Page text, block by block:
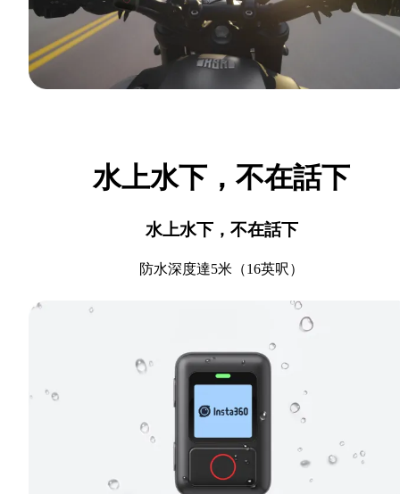
水上水下，不在話下
水上水下，不在話下
防水深度達5米（16英呎）